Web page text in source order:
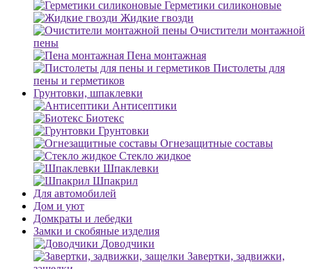
Герметики силиконовые
Жидкие гвозди
Очистители монтажной
пены
Пена монтажная
Пистолеты для
пены и герметиков
Грунтовки, шпаклевки
Антисептики
Биотекс
Грунтовки
Огнезащитные составы
Стекло жидкое
Шпаклевки
Шпакрил
Для автомобилей
Дом и уют
Домкраты и лебедки
Замки и скобяные изделия
Доводчики
Завертки, задвижки,